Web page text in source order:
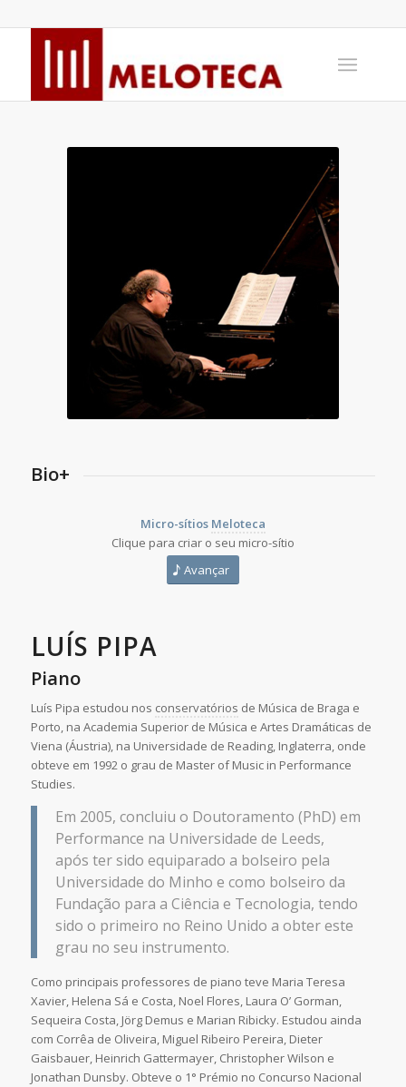
Bio+
Micro-sítios Meloteca
Clique para criar o seu micro-sítio
Avançar
LUÍS PIPA
Piano
Luís Pipa estudou nos conservatórios de Música de Braga e
Porto, na Academia Superior de Música e Artes Dramáticas de
Viena (Áustria), na Universidade de Reading, Inglaterra, onde
obteve em 1992 o grau de Master of Music in Performance
Studies.
Em 2005, concluiu o Doutoramento (PhD) em
Performance na Universidade de Leeds,
após ter sido equiparado a bolseiro pela
Universidade do Minho e como bolseiro da
Fundação para a Ciência e Tecnologia, tendo
sido o primeiro no Reino Unido a obter este
grau no seu instrumento.
Como principais professores de piano teve Maria Teresa
Xavier, Helena Sá e Costa, Noel Flores, Laura O’ Gorman,
Sequeira Costa, Jörg Demus e Marian Ribicky. Estudou ainda
com Corrêa de Oliveira, Miguel Ribeiro Pereira, Dieter
Gaisbauer, Heinrich Gattermayer, Christopher Wilson e
Jonathan Dunsby. Obteve o 1° Prémio no Concurso Nacional